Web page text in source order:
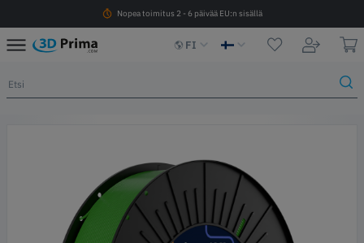
Nopea toimitus 2 - 6 päivää EU:n sisällä
FI